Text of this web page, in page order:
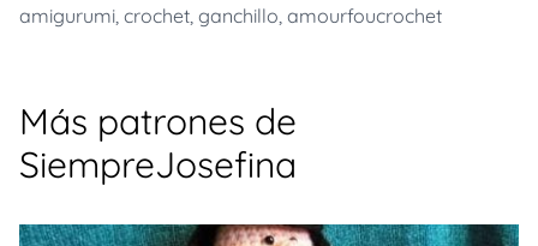
amigurumi, crochet, ganchillo, amourfoucrochet
Más patrones de
SiempreJosefina